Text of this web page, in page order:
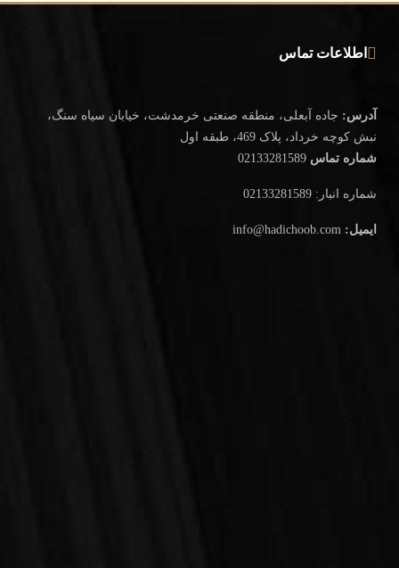
اطلاعات تماس
آدرس: جاده آبعلی، منطقه صنعتی خرمدشت، خیابان سیاه سنگ،
نبش کوچه خرداد، پلاک 469، طبقه اول
شماره تماس 02133281589
شماره انبار: 02133281589
ایمیل: